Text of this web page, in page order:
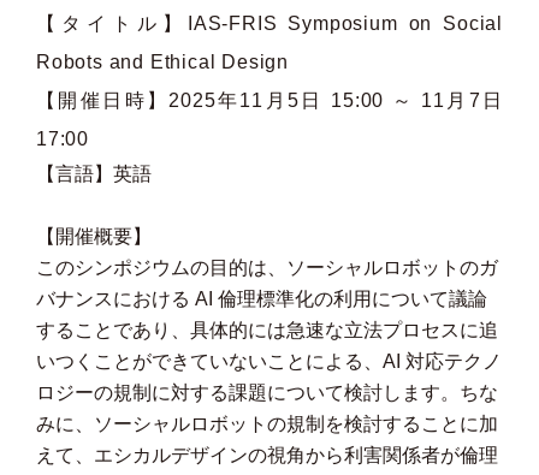
【タイトル】IAS-FRIS Symposium on Social
Robots and Ethical Design
【開催日時】2025年11月5日 15:00 ～ 11月7日
17:00
【言語】英語
【開催概要】
このシンポジウムの目的は、ソーシャルロボットのガ
バナンスにおける AI 倫理標準化の利用について議論
することであり、具体的には急速な立法プロセスに追
いつくことができていないことによる、AI 対応テクノ
ロジーの規制に対する課題について検討します。ちな
みに、ソーシャルロボットの規制を検討することに加
えて、エシカルデザインの視角から利害関係者が倫理